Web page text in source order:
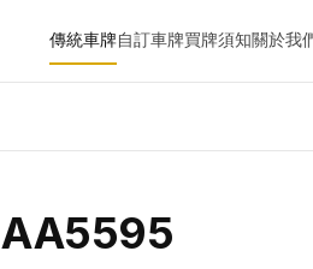
傳統車牌自訂車牌買牌須知關於我
AA5595